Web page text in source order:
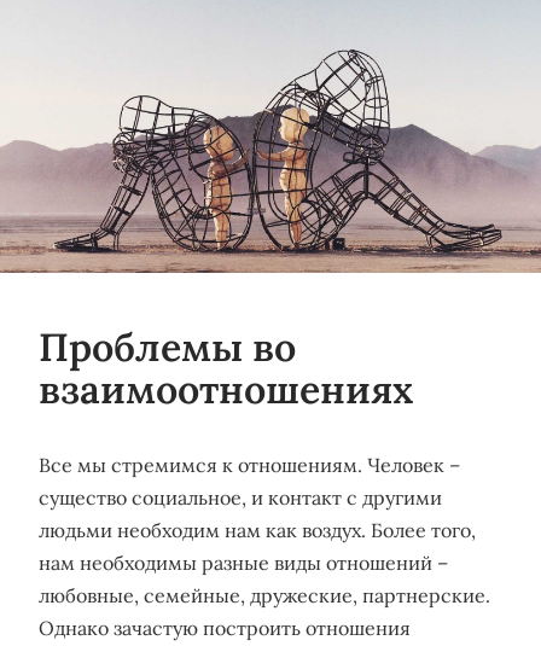
Проблемы во
взаимоотношениях
Все мы стремимся к отношениям. Человек –
существо социальное, и контакт с другими
людьми необходим нам как воздух. Более того,
нам необходимы разные виды отношений –
любовные, семейные, дружеские, партнерские.
Однако зачастую построить отношения